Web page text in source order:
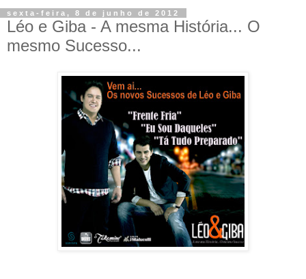
sexta-feira, 8 de junho de 2012
Léo e Giba - A mesma História... O